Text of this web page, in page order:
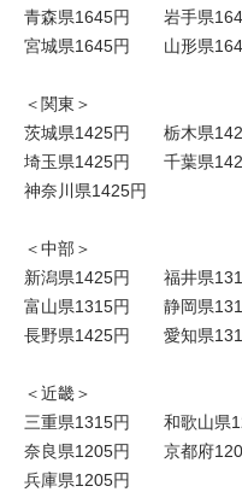
青森県1645円 岩手県
宮城県1645円 山形県
＜関東＞
茨城県1425円 栃木県
埼玉県1425円 千葉県
神奈川県1425円
＜中部＞
新潟県1425円 福井県
富山県1315円 静岡県
長野県1425円 愛知県
＜近畿＞
三重県1315円 和歌山県
奈良県1205円 京都府
兵庫県1205円